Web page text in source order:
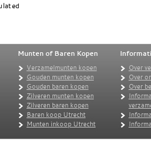
Munten of Baren Kopen
Verzamelmunten kopen
Gouden munten kopen
Gouden baren kopen
Zilveren munten kopen
Zilveren baren kopen
Baren koop Utrecht
Munten inkoop Utrecht
Over
Over
Over